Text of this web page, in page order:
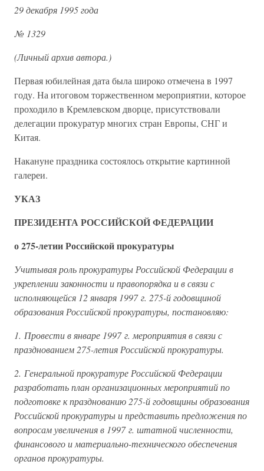
29 декабря 1995 года
№ 1329
(Личный архив автора.)
Первая юбилейная дата была широко отмечена в 1997
году. На итоговом торжественном мероприятии, которое
проходило в Кремлевском дворце, присутствовали
делегации прокуратур многих стран Европы, СНГ и
Китая.
Накануне праздника состоялось открытие картинной
галереи.
УКАЗ
ПРЕЗИДЕНТА РОССИЙСКОЙ ФЕДЕРАЦИИ
о 275-летии Российской прокуратуры
Учитывая роль прокуратуры Российской Федерации в
укреплении законности и правопорядка и в связи с
исполняющейся 12 января 1997 г. 275-й годовщиной
образования Российской прокуратуры, постановляю:
1. Провести в январе 1997 г. мероприятия в связи с
празднованием 275-летия Российской прокуратуры.
2. Генеральной прокуратуре Российской Федерации
разработать план организационных мероприятий по
подготовке к празднованию 275-й годовщины образования
Российской прокуратуры и представить предложения по
вопросам увеличения в 1997 г. штатной численности,
финансового и материально-технического обеспечения
органов прокуратуры.